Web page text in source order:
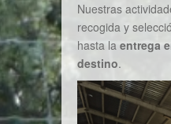
Nuestras
recogida y
hasta laentrega
destino.